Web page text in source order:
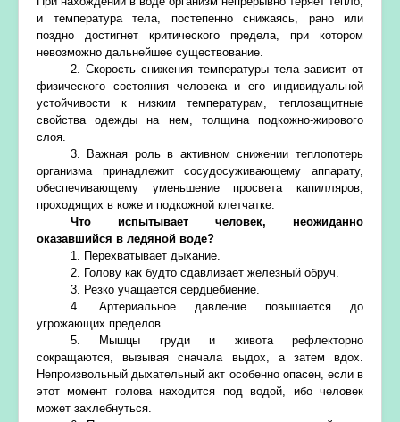
и температура тела, постепенно снижаясь, рано или
поздно достигнет критического предела, при котором
невозможно дальнейшее существование.
2. Скорость снижения температуры тела зависит от
физического состояния человека и его индивидуальной
устойчивости к низким температурам, теплозащитные
свойства одежды на нем, толщина подкожно-жирового
слоя.
3. Важная роль в активном снижении теплопотерь
организма принадлежит сосудосуживающему аппарату,
обеспечивающему уменьшение просвета капилляров,
проходящих в коже и подкожной клетчатке.
Что испытывает человек, неожиданно
оказавшийся в ледяной воде?
1. Перехватывает дыхание.
2. Голову как будто сдавливает железный обруч.
3. Резко учащается сердцебиение.
4. Артериальное давление повышается до
угрожающих пределов.
5. Мышцы груди и живота рефлекторно
сокращаются, вызывая сначала выдох, а затем вдох.
Непроизвольный дыхательный акт особенно опасен, если в
этот момент голова находится под водой, ибо человек
может захлебнуться.